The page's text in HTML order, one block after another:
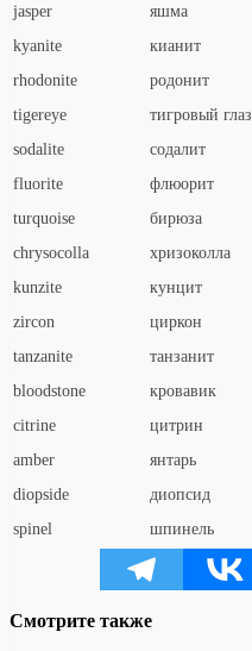
jasper
яшма
kyanite
кианит
rhodonite
родонит
tigereye
тигровый глаз
sodalite
содалит
fluorite
флюорит
turquoise
бирюза
chrysocolla
хризоколла
kunzite
кунцит
zircon
циркон
tanzanite
танзанит
bloodstone
кровавик
citrine
цитрин
amber
янтарь
diopside
диопсид
spinel
шпинель
Смотрите также